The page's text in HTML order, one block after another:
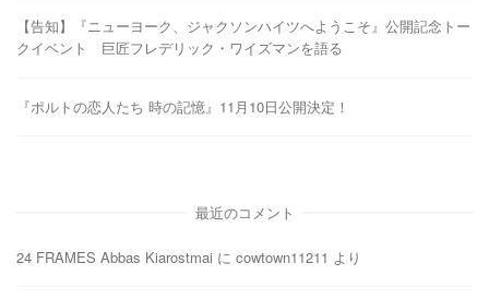
【告知】『ニューヨーク、ジャクソンハイツへようこそ』公開記念トー
クイベント 巨匠フレデリック・ワイズマンを語る
『ポルトの恋人たち 時の記憶』11月10日公開決定！
最近のコメント
24 FRAMES Abbas Kiarostmai に cowtown11211 より